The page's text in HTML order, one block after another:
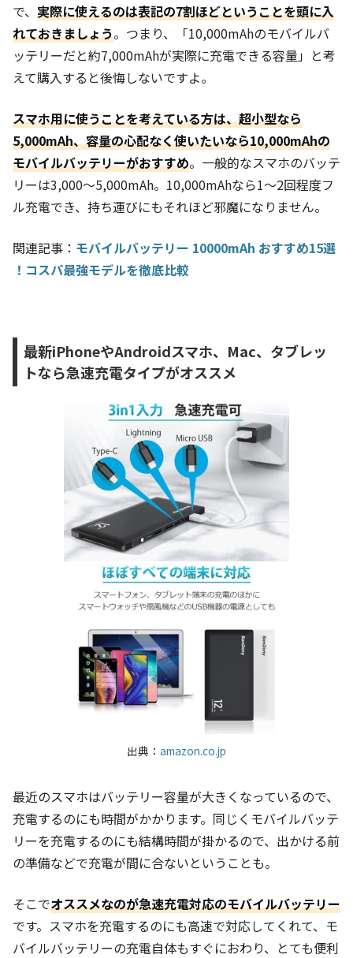
で、 実際に使えるのは表記の7割ほどということを頭に入
れておきましょう。つまり、「10,000mAhのモバイルバ
ッテリーだと約7,000mAhが実際に充電できる容量」と考
えて購入すると後悔しないですよ。
スマホ用に使うことを考えている方は、超小型なら
5,000mAh、容量の心配なく使いたいなら10,000mAhの
モバイルバッテリーがおすすめ。一般的なスマホのバッテ
リーは3,000～5,000mAh。10,000mAhなら1～2回程度フ
ル充電でき、持ち運びにもそれほど邪魔になりません。
関連記事： モバイルバッテリー 10000mAh おすすめ15選
！コスパ最強モデルを徹底比較
最新iPhoneやAndroidスマホ、Mac、タブレッ
トなら急速充電タイプがオススメ
出典： amazon.co.jp
最近のスマホはバッテリー容量が大きくなっているので、
充電するのにも時間がかかります。同じくモバイルバッテ
リーを充電するのにも結構時間が掛かるので、出かける前
の準備などで充電が間に合ないということも。
そこでオススメなのが急速充電対応のモバイルバッテリー
です。スマホを充電するのにも高速で対応してくれて、モ
バイルバッテリーの充電自体もすぐにおわり、とても便利